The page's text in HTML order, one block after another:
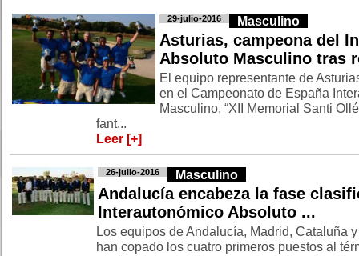
29-julio-2016 Masculino
Asturias, campeona del
Absoluto Masculino tras
El equipo representante de
en el Campeonato de España
Masculino, “XII Memorial Santi
fant...
Leer [+]
26-julio-2016 Masculino
Andalucía encabeza la fase
Interautonómico Absoluto ...
Los equipos de Andalucía, Madrid, Cataluña
han copado los cuatro primeros puestos al